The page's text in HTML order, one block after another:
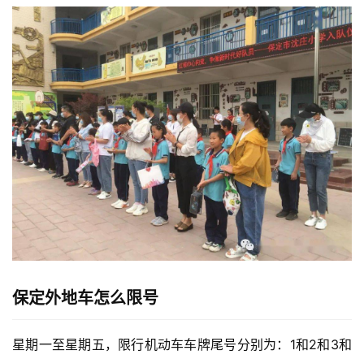
保定外地车怎么限号
星期一至星期五，限行机动车车牌尾号分别为：1和2和3和